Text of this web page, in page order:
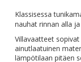
Klassisessa
nauhat rinnan alla
Villavaatteet
ainutlaatuinen
lämpötilaan pitäen